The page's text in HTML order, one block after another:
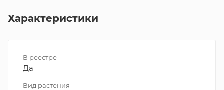
Характеристики
В реестре
Да
Вид растения